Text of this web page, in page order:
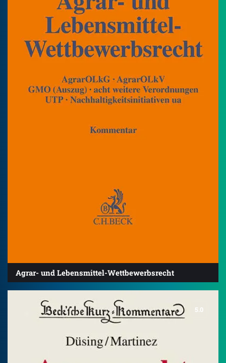
Agrar- und Lebensmittel-Wettbewerbsrecht
5.0